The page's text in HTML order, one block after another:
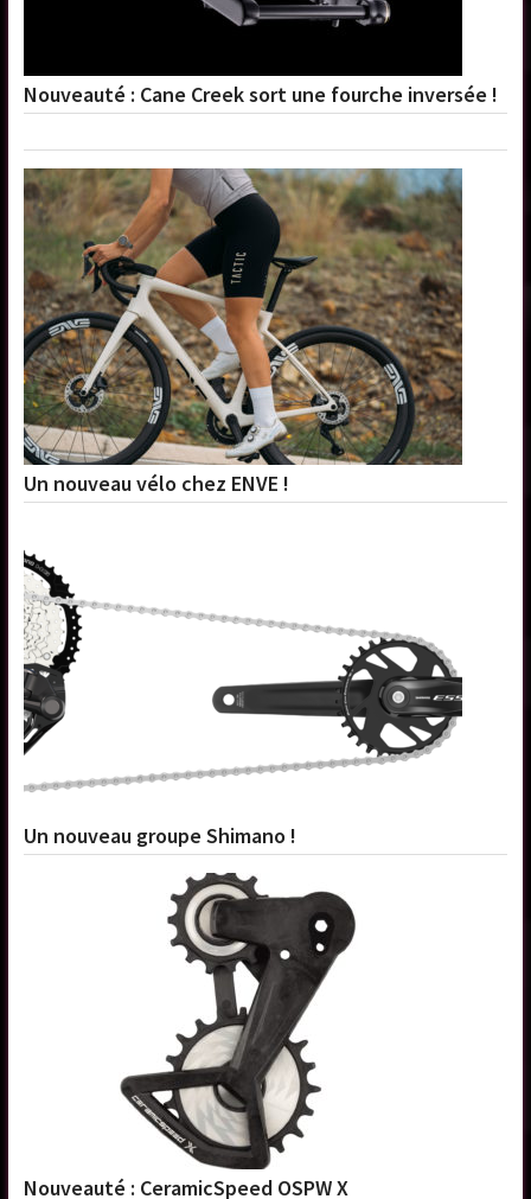
Nouveauté : Cane Creek sort une fourche inversée !
Un nouveau vélo chez ENVE !
Un nouveau groupe Shimano !
Nouveauté : CeramicSpeed OSPW X